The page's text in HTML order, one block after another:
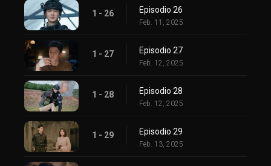
1 - 26 Episodio 26
Feb. 11, 2025
1 - 27 Episodio 27
Feb. 12, 2025
1 - 28 Episodio 28
Feb. 12, 2025
1 - 29 Episodio 29
Feb. 13, 2025